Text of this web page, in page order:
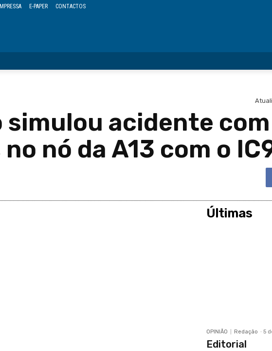
E-PAPER CONTACTOS
acidente com
nó da A13 com o
Últimas
OPINIÃO Redação - 5
Editorial